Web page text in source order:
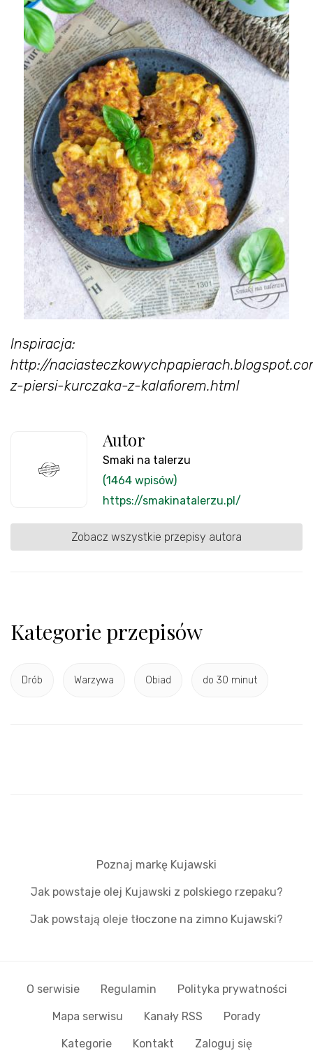
Inspiracja:
http://
z-piersi-kurczaka-z-kalafiorem.html
Autor
Smaki na talerzu
(1464 wpisów)
https://smakinatalerzu.pl/
Zobacz wszystkie przepisy autora
Kategorie przepisów
Drób Warzywa Obiad do 30 minut
Poznaj markę Kujawski
Jak powstaje olej Kujawski z polskiego rzepaku?
Jak powstają oleje tłoczone na zimno Kujawski?
O serwisie Regulamin Polityka prywatności
Mapa serwisu Kanały RSS Porady
Kategorie Kontakt Zaloguj się